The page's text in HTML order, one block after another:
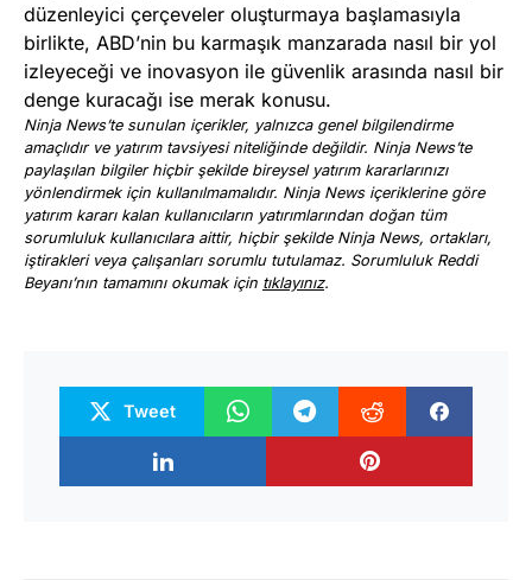
düzenleyici çerçeveler oluşturmaya başlamasıyla
birlikte, ABD’nin bu karmaşık manzarada nasıl bir yol
izleyeceği ve inovasyon ile güvenlik arasında nasıl bir
denge kuracağı ise merak konusu.
Ninja News’te sunulan içerikler, yalnızca genel bilgilendirme
amaçlıdır ve yatırım tavsiyesi niteliğinde değildir. Ninja News’te
paylaşılan bilgiler hiçbir şekilde bireysel yatırım kararlarınızı
yönlendirmek için kullanılmamalıdır. Ninja News içeriklerine göre
yatırım kararı kalan kullanıcıların yatırımlarından doğan tüm
sorumluluk kullanıcılara aittir, hiçbir şekilde Ninja News, ortakları,
iştirakleri veya çalışanları sorumlu tutulamaz. Sorumluluk Reddi
Beyanı’nın tamamını okumak için tıklayınız.
Tweet